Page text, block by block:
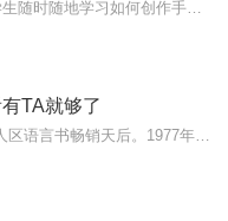
TA就够了